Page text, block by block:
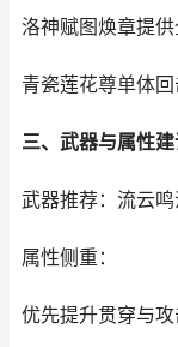
洛神赋图焕章提
青瓷莲花尊单体
三、武器与属性
武器推荐：流云
属性侧重：
优先提升贯穿与